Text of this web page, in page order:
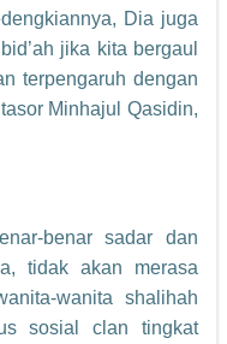
Dia juga
jika kita bergaul
terpengaruh dengan
Minhajul Qasidin,
benar sadar dan
tidak akan merasa
wanita shalihah
sosial clan tingkat